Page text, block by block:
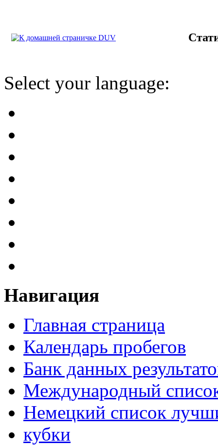
Select your language:
Навигация
Главная страница
Календарь пробегов
Банк данных
Международный
Немецкий список
кубки